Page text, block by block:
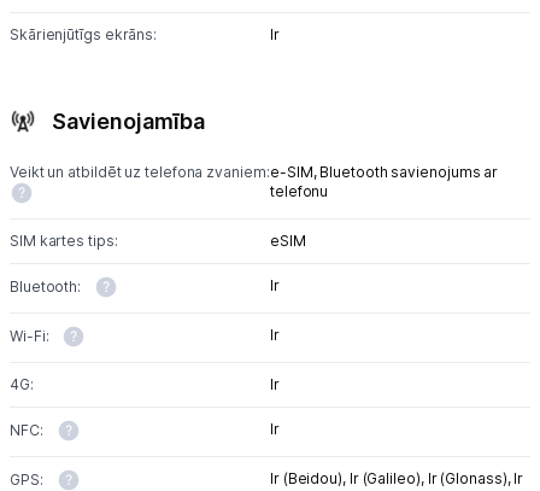
Skārienjūtīgs ekrāns: Ir
Savienojamība
Veikt un atbildēt uz telefona zvaniem:e-SIM, Bluetooth savienojums ar
telefonu
SIM kartes tips: eSIM
Bluetooth: Ir
Wi-Fi: Ir
4G: Ir
NFC: Ir
GPS: Ir (Beidou), Ir (Galileo), Ir (Glonass), Ir